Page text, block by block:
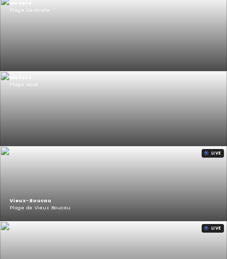
Plage Centrale
Plage Nord
LIVE
Vieux-Boucau
Plage de Vieux Boucau
LIVE